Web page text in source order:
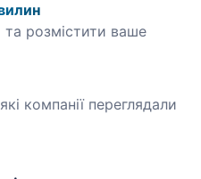
розмістити ваше
компанії переглядали